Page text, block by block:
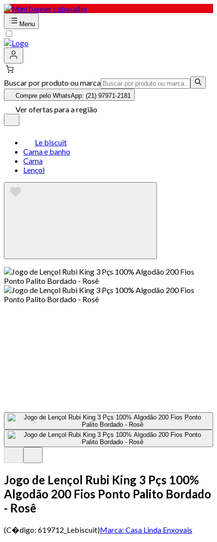
Menu
Buscar por produto ou marca
Compre pelo WhatsApp: (21) 97971-2181
Ver ofertas para a região
Le biscuit
Cama e banho
Cama
Lençol
Jogo de Lençol Rubi King 3 Pçs 100%
Algodão 200 Fios Ponto Palito Bordado
- Rosê
(C�digo: 619712_Lebiscuit)Marca: Casa Linda Enxovais